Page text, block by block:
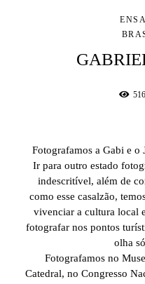
Fotografamos a Gabi e
Ir para outro estado
indescritível, além de
como esse casalzão,
vivenciar a cultura local
fotografar nos pontos
olha
Fotografamos no
Catedral, no Congresso